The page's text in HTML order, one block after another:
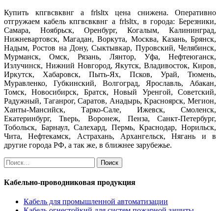
Купить кпгвсвквнг а frlsltx цена снижена. Оперативно
отгружаем кабель кпгвсвквнг а frlsltx, в города: Березники,
Самара, Ноябрьск, Оренбург, Когалым, Калининград,
Нижневартовск, Магадан, Воркута, Москва, Казань, Брянск,
Надым, Ростов на Дону, Сыктывкар, Пуровский, Челябинск,
Мурманск, Омск, Рязань, Лянтор, Уфа, Нефтеюганск,
Излучинск, Нижний Новгород, Якутск, Владивосток, Киров,
Иркутск, Хабаровск, Пыть-Ях, Псков, Урай, Тюмень,
Муравленко, Губкинский, Волгоград, Ярославль, Абакан,
Томск, Новосибирск, Братск, Новый Уренгой, Советский,
Радужный, Таганрог, Саратов, Анадырь, Красноярск, Мегион,
Ханты-Мансийск, Тарко-Сале, Ижевск, Смоленск,
Екатеринбург, Тверь, Воронеж, Пенза, Санкт-Петербург,
Тобольск, Барнаул, Салехард, Пермь, Краснодар, Норильск,
Чита, Нефтекамск, Астрахань, Архангельск, Нягань и в
другие города РФ, а так же, в ближнее зарубежье.
Найти:
Кабельно-проводниковая продукция
Кабель для промышленной автоматизации